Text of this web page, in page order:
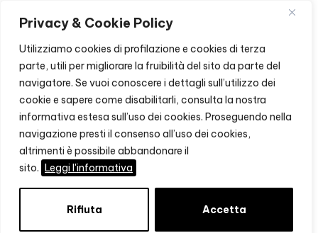
Privacy & Cookie Policy
Utilizziamo cookies di profilazione e cookies di terza
parte, utili per migliorare la fruibilità del sito da parte del
navigatore. Se vuoi conoscere i dettagli sull’utilizzo dei
cookie e sapere come disabilitarli, consulta la nostra
informativa estesa sull’uso dei cookies. Proseguendo nella
navigazione presti il consenso all’uso dei cookies,
altrimenti è possibile abbandonare il
sito. Leggi l'informativa
Rifiuta Accetta